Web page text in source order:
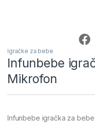
Igračke za bebe
Infunbebe
Mikrofon
Infunbebe igračka za